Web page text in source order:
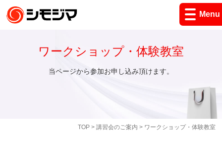
Menu
TOP> 講習会のご案内 > ワークショップ・体験教室
ワークショップ・体験教室
当ページから参加お申し込み頂けます。